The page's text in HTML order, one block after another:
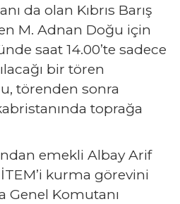
da olan Kıbrıs Barış
M. Adnan Doğu için
saat 14.00’te sadece
bir tören
törenden sonra
toprağa
emekli Albay Arif
kurma görevini
Komutanı